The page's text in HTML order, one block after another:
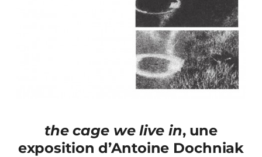
the cage we live in, une
exposition d’Antoine Dochniak